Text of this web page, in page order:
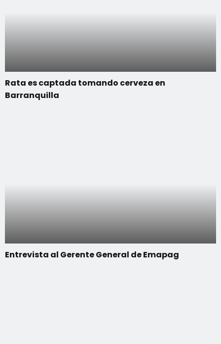
Rata es captada tomando cerveza en
Barranquilla
Entrevista al Gerente General de Emapag